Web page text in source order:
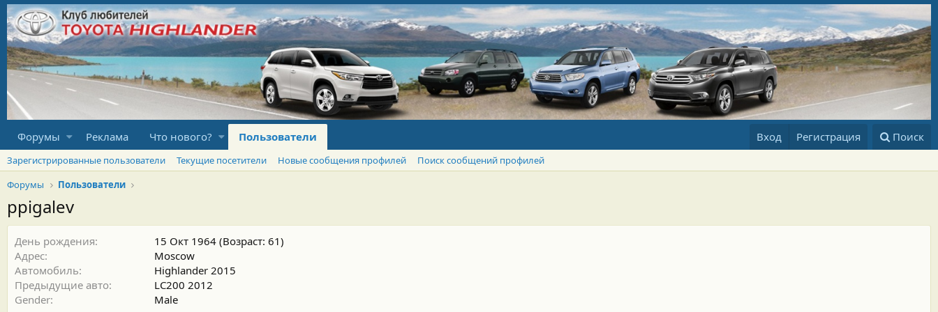
Форумы Реклама Что нового? Пользователи Вход Регистрация Поиск
Зарегистрированные пользователи Текущие посетители Новые сообщения профилей
Поиск сообщений профилей
Форумы
Пользователи
ppigalev
День рождения
15 Окт 1964 (Возраст: 61)
Адрес
Moscow
Автомобиль
Highlander 2015
Предыдущие авто
LC200 2012
Gender
Male